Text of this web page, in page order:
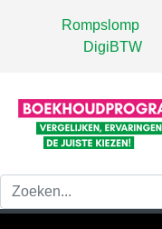
Rompslomp
DigiBTW